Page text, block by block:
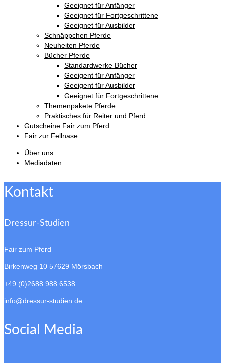
Geeignet für Anfänger
Geeignet für Fortgeschrittene
Geeignet für Ausbilder
Schnäppchen Pferde
Neuheiten Pferde
Bücher Pferde
Standardwerke Bücher
Geeigent für Anfänger
Geeigent für Ausbilder
Geeignet für Fortgeschrittene
Themenpakete Pferde
Praktisches für Reiter und Pferd
Gutscheine Fair zum Pferd
Fair zur Fellnase
Über uns
Mediadaten
Kontakt
Dressur-Studien
Fair zum Pferd
Birkenweg 10 57629 Mörsbach
+49 (0)2688 988 6538
info@dressur-studien.de
Social Media